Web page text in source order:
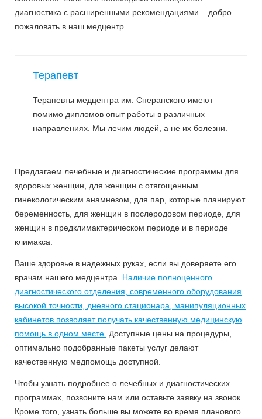
диагностика с расширенными рекомендациями – добро
пожаловать в наш медцентр.
Терапевт
Терапевты медцентра им. Сперанского имеют
помимо дипломов опыт работы в различных
направлениях. Мы лечим людей, а не их болезни.
Предлагаем лечебные и диагностические программы для
здоровых женщин, для женщин с отягощенным
гинекологическим анамнезом, для пар, которые планируют
беременность, для женщин в послеродовом периоде, для
женщин в предклимактерическом периоде и в периоде
климакса.
Ваше здоровье в надежных руках, если вы доверяете его
врачам нашего медцентра. Наличие полноценного
диагностического отделения, современного оборудования
высокой точности, дневного стационара, манипуляционных
кабинетов позволяет получать качественную медицинскую
помощь в одном месте. Доступные цены на процедуры,
оптимально подобранные пакеты услуг делают
качественную медпомощь доступной.
Чтобы узнать подробнее о лечебных и диагностических
программах, позвоните нам или оставьте заявку на звонок.
Кроме того, узнать больше вы можете во время планового